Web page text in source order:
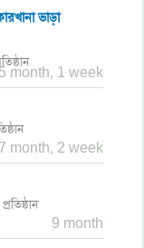
ভাড়া
5 month, 1 week
7 month, 2 week
9 month